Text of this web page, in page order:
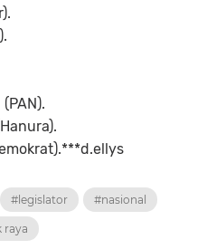
#legislator #nasional
raya